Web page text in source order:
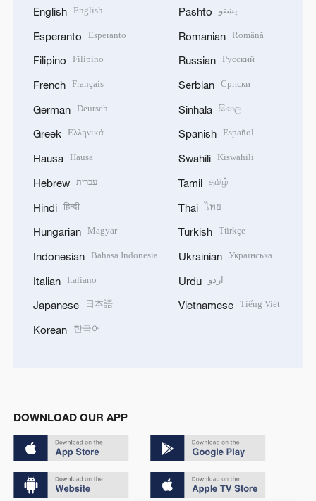
English English
Esperanto Esperanto
Filipino Filipino
French Français
German Deutsch
Greek Ελληνικά
Hausa Hausa
Hebrew עברית
Hindi हिन्दी
Hungarian Magyar
Indonesian Bahasa Indonesia
Italian Italiano
Japanese 日本語
Korean 한국어
Pashto پښتو
Romanian Română
Russian Русский
Serbian Српски
Sinhala සිංහල
Spanish Español
Swahili Kiswahili
Tamil தமிழ்
Thai ไทย
Turkish Türkçe
Ukrainian Українська
Urdu اردو
Vietnamese Tiếng Việt
DOWNLOAD OUR APP